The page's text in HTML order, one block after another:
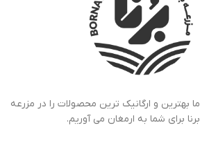
ما بهترین و ارگانیک ترین محصولات را در مزرعه
برنا برای شما به ارمغان می آوریم.